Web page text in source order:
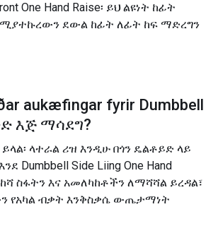
One Hand Raise፡ ይህ ልዩነት ከፊት
ደውል ከፊት ለፊት ከፍ ማድረግን
aukæfingar fyrir Dumbbell
እጅ ማሳደግ?
ላተራል ሪዝ እንዲሁ በጎን ዴልቶይድ ላይ
Dumbbell Side Liing One Hand
ስፋትን እና አመለካከቶችን ለማሻሻል ይረዳል፣
የአካል ብቃት እንቅስቃሴ ውጤታማነት